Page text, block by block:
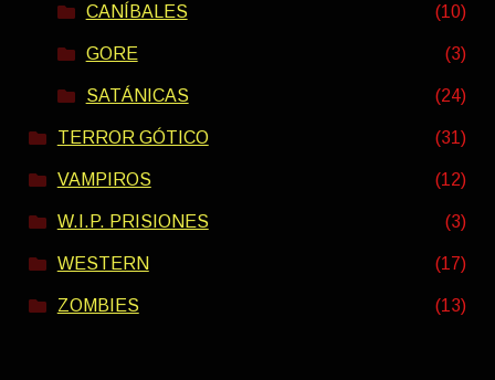
CANÍBALES (10)
GORE (3)
SATÁNICAS (24)
TERROR GÓTICO (31)
VAMPIROS (12)
W.I.P. PRISIONES (3)
WESTERN (17)
ZOMBIES (13)